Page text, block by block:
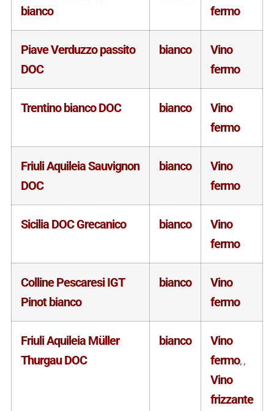
bianco
fermo
Piave Verduzzo passito
DOC
bianco
Vino
fermo
Trentino bianco DOC bianco
Vino
fermo
Friuli Aquileia Sauvignon
DOC
bianco
Vino
fermo
Sicilia DOC Grecanico bianco
Vino
fermo
Colline Pescaresi IGT
Pinot bianco
bianco
Vino
fermo
Friuli Aquileia Müller
Thurgau DOC
bianco
Vino
fermo,,
Vino
frizzante